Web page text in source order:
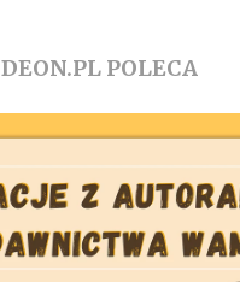
DEON.PL POLECA